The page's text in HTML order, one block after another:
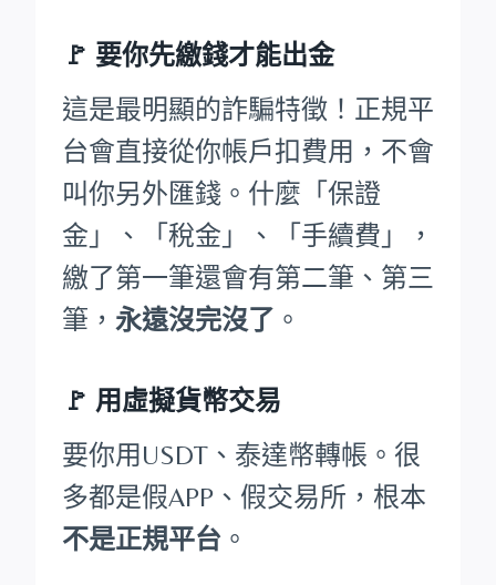
🚩 要你先繳錢才能出金
這是最明顯的詐騙特徵！正規平
台會直接從你帳戶扣費用，不會
叫你另外匯錢。什麼「保證
金」、「稅金」、「手續費」，
繳了第一筆還會有第二筆、第三
筆， 永遠沒完沒了 。
🚩 用虛擬貨幣交易
要你用USDT、泰達幣轉帳。很
多都是假APP、假交易所，根本
不是正規平台 。